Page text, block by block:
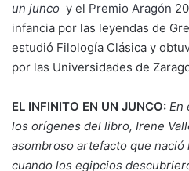
un junco y el Premio Aragón
infancia por las leyendas de
estudió Filología Clásica y
por las Universidades de
EL INFINITO EN UN JUNCO: En
los orígenes del libro, Irene
asombroso artefacto que nació
cuando los egipcios